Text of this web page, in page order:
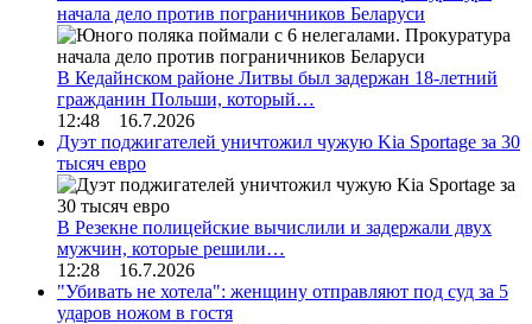
начала дело против пограничников Беларуси
В Кедайнском районе Литвы был задержан 18-летний
гражданин Польши, который…
12:48 16.7.2026
Дуэт поджигателей уничтожил чужую Kia Sportage за 30
тысяч евро
В Резекне полицейские вычислили и задержали двух
мужчин, которые решили…
12:28 16.7.2026
"Убивать не хотела": женщину отправляют под суд за 5
ударов ножом в гостя